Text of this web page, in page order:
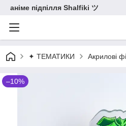
аніме підпілля Shalfiki ツ
✦ ТЕМАТИКИ Акрилові
–10%